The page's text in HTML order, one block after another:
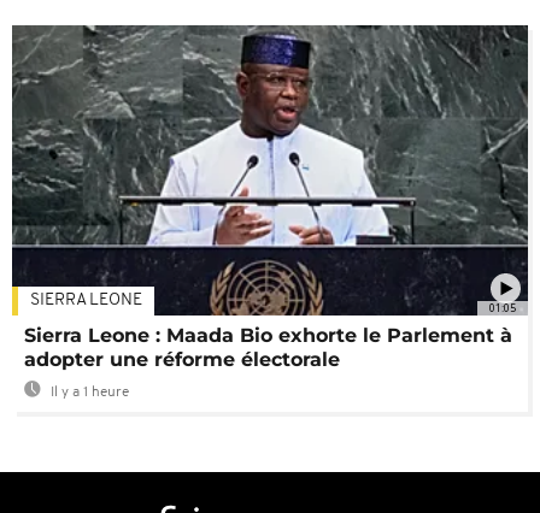
01:05
SIERRA LEONE
Sierra Leone : Maada Bio exhorte le Parlement à
adopter une réforme électorale
Il y a 1 heure